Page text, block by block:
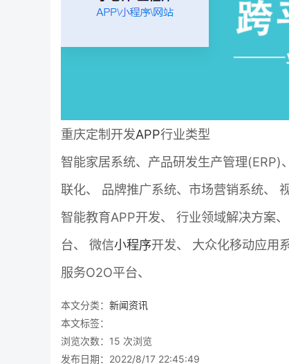
重庆定制开发APP行业类型
智能家居系统、产品研发生产管理
联化、 品牌推广系统、市场营销系统、
智能教育APP开发、 行业领域解决方案
台、 微信小程序开发、 大众化移动应用
服务O2O平台、
本文分类： 新闻资讯
本文标签：
浏览次数： 15 次浏览
发布日期：2022/8/17 22:45:49